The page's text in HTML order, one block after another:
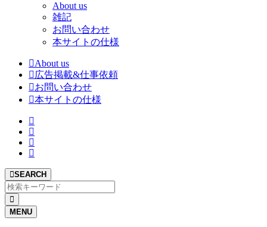
About us
雑記
お問い合わせ
本サイトの仕様
About us
広告掲載&仕事依頼
お問い合わせ
本サイトの仕様
SEARCH
MENU